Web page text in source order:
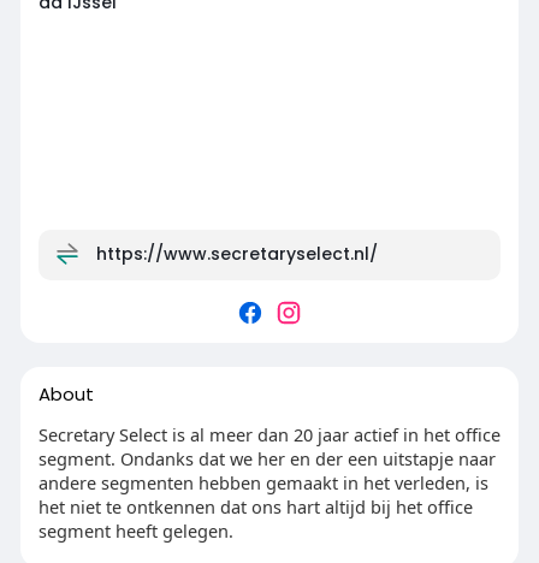
https://www.secretaryselect.nl/
About
Secretary Select is al meer dan 20 jaar actief in het office
segment. Ondanks dat we her en der een uitstapje naar
andere segmenten hebben gemaakt in het verleden, is
het niet te ontkennen dat ons hart altijd bij het office
segment heeft gelegen.